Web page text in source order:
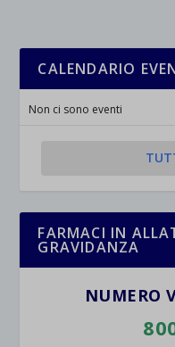
CALENDARIO
Non ci sono eventi
FARMACI IN
GRAVIDANZA
NUMERO
jetpackState[message]
et-saved-post*